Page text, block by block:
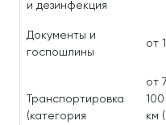
и дезинфекция
Документы и
госпошлины
от
Транспортировка
(категория
от
км